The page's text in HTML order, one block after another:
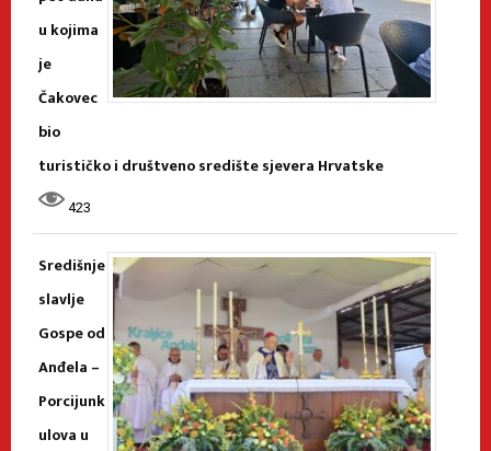
u kojima
je
Čakovec
bio
turističko i društveno središte sjevera Hrvatske
423
Središnje
slavlje
Gospe od
Anđela –
Porcijunk
ulova u